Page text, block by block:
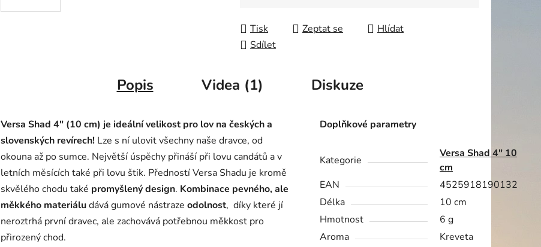
Tisk Zeptat se
Hlídat
Sdílet
Popis Videa (1) Diskuze
Versa Shad 4" (10 cm) je ideální velikost pro lov na českých a
slovenských revírech! Lze s ní ulovit všechny naše dravce, od
okouna až po sumce. Největší úspěchy přináší při lovu candátů a v
letních měsících také při lovu štik. Předností Versa Shadu je kromě
skvělého chodu také promyšlený design. Kombinace pevného, ale
měkkého materiáludává gumové nástraze odolnost, díky které jí
neroztrhá první dravec, ale zachovává potřebnou měkkost pro
přirozený chod.
Doplňkové parametry
Kategorie
Versa Shad 4" 10
cm
EAN
4525918190132
Délka
10 cm
Hmotnost
6 g
Aroma
Kreveta